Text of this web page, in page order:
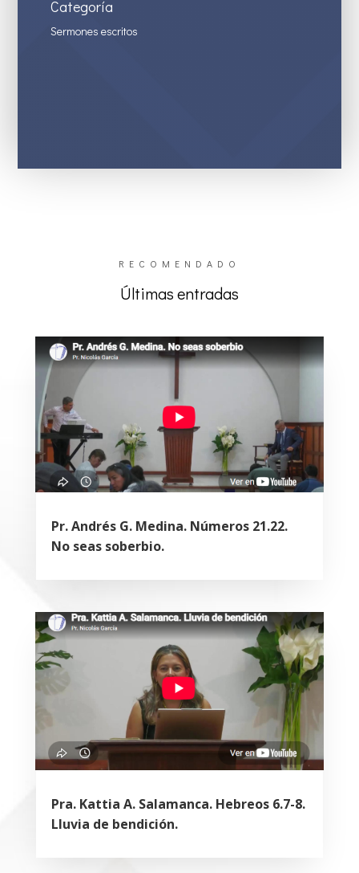
Categoría
Sermones escritos
RECOMENDADO
Últimas entradas
Pr. Andrés G. Medina. Números 21.22.
No seas soberbio.
Pra. Kattia A. Salamanca. Hebreos 6.7-8.
Lluvia de bendición.